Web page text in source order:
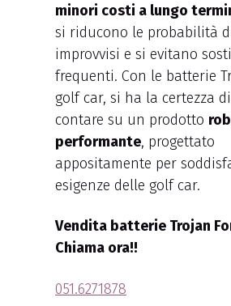
minori costi a lungo
si riducono le probabilità
improvvisi e si evitano
frequenti. Con le batterie
golf car, si ha la certezza
contare su un prodotto
performante, progettato
appositamente per
esigenze delle golf car.
Vendita batterie Trojan
Chiama ora!!
051.6271878